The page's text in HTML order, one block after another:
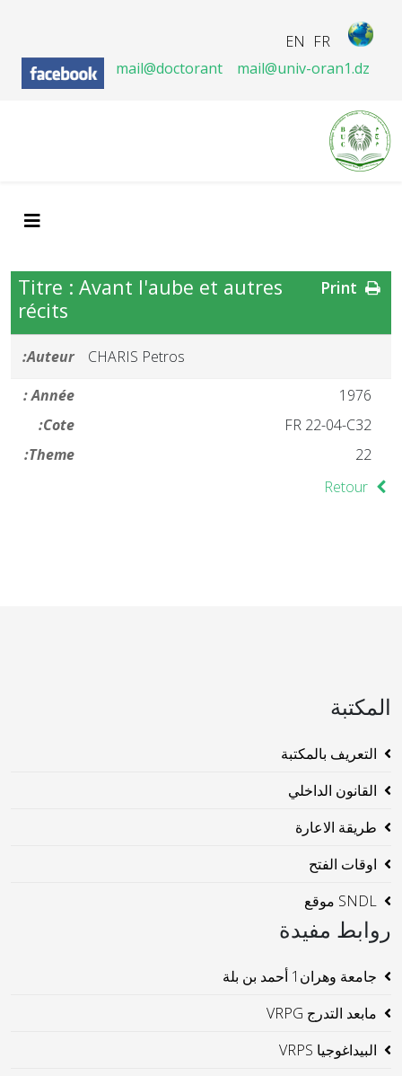
FR
EN
mail@doctorant
mail@univ-oran1.dz
Titre : Avant l'aube et autres
récits
Auteur:
CHARIS Petros
Année :
1976
Cote:
FR 22-04-C32
Theme:
22
Retour
المكتبة
التعريف بالمكتبة
القانون الداخلي
طريقة الاعارة
اوقات الفتح
SNDL موقع
روابط مفيدة
جامعة وهران1 أحمد بن بلة
مابعد التدرج VRPG
البيداغوجيا VRPS